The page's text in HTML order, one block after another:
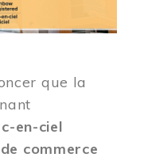
que la
en-ciel
commerce